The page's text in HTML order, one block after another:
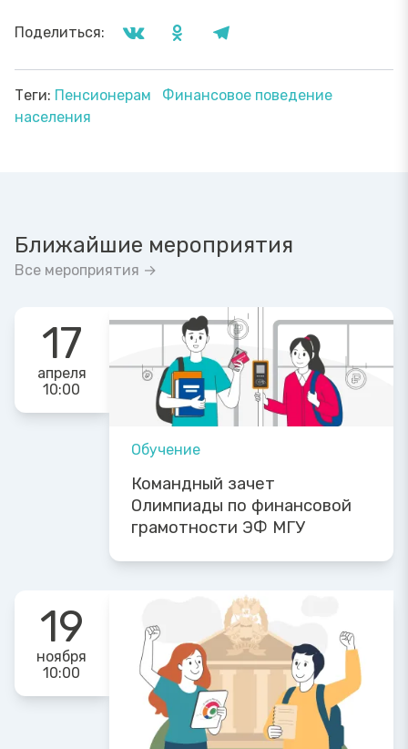
Поделиться:
Теги: Пенсионерам
Финансовое поведение
населения
Ближайшие мероприятия
Все мероприятия →
17
апреля
10:00
Обучение
Командный зачет
Олимпиады по финансовой
грамотности ЭФ МГУ
19
ноября
10:00